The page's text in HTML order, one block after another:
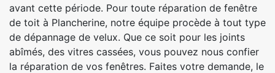
avant cette période. Pour toute réparation de fenêtre
de toit à Plancherine, notre équipe procède à tout type
de dépannage de velux. Que ce soit pour les joints
abîmés, des vitres cassées, vous pouvez nous confier
la réparation de vos fenêtres. Faites votre demande, le